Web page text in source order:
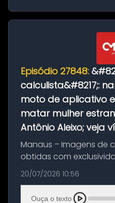
Episódio 27848:
calculista&#8217;:
moto de aplicativo
matar mulher
Antônio Aleixo; veja
Manaus – Imagens de
obtidas com
momento da fuga do
morte de Larissa
ocorreu na noite deste
20/07/2026 10:56
Ouça o texto